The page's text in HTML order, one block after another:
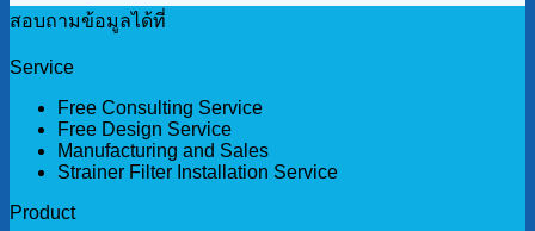
สอบถามข้อมูลได้ที่
Service
Free Consulting Service
Free Design Service
Manufacturing and Sales
Strainer Filter Installation Service
Product